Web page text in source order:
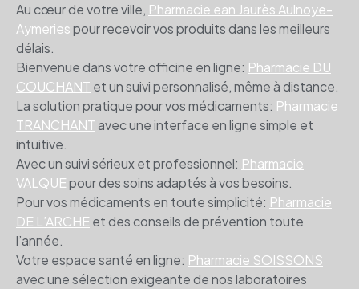
Au cœur de votre ville, Pharmacie ean Jaurès Aulnoye-
Aymeriespour recevoir vos produits dans les meilleurs
délais.
Bienvenue dans votre officine en ligne: Pharmacie DU
COUCHANT et un suivi personnalisé, même à distance.
La solution pratique pour vos médicaments: Pharmacie
TRANCHANTavec une interface en ligne simple et
intuitive.
Avec un suivi sérieux et professionnel: Pharmacie
VALQUEpour des soins adaptés à vos besoins.
Pour vos médicaments en toute simplicité: Pharmacie
DE L’ARCHE et des conseils de prévention toute
l’année.
Votre espace santé en ligne: Pharmacie SOISSONS
avec une sélection exigeante de nos laboratoires